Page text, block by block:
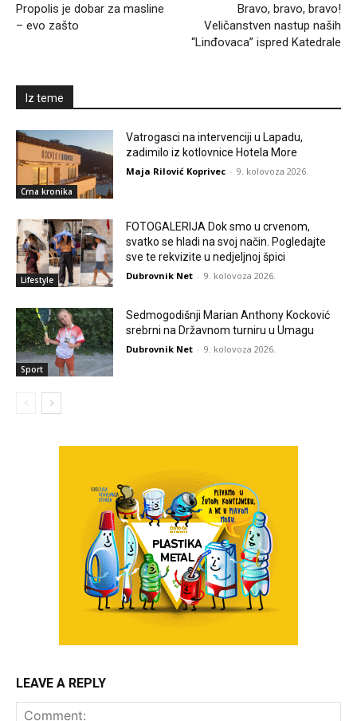
Propolis je dobar za masline
– evo zašto
Bravo, bravo, bravo!
Veličanstven nastup naših
“Linđovaca” ispred Katedrale
Iz teme
Crna kronika
Vatrogasci na intervenciji u Lapadu,
zadimilo iz kotlovnice Hotela More
Maja Rilović Koprivec - 9. kolovoza 2026.
Lifestyle
FOTOGALERIJA Dok smo u crvenom,
svatko se hladi na svoj način. Pogledajte
sve te rekvizite u nedjeljnoj špici
Dubrovnik Net - 9. kolovoza 2026.
Sport
Sedmogodišnji Marian Anthony Kocković
srebrni na Državnom turniru u Umagu
Dubrovnik Net - 9. kolovoza 2026.
LEAVE A REPLY